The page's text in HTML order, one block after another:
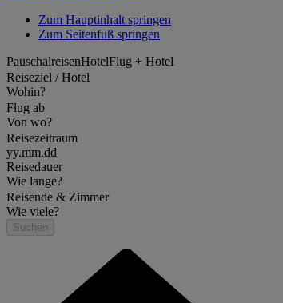
Zum Hauptinhalt springen
Zum Seitenfuß springen
PauschalreisenHotelFlug + Hotel
Reiseziel / Hotel
Wohin?
Flug ab
Von wo?
Reisezeitraum
yy.mm.dd
Reisedauer
Wie lange?
Reisende & Zimmer
Wie viele?
Suchen